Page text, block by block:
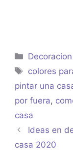
Categorías
Etiquetas
colores
pintar una
por fuera,
casa
Ideas en
casa 2020